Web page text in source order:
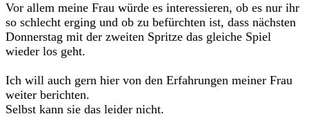
Vor allem meine Frau würde es interessieren, ob es nur ihr
so schlecht erging und ob zu befürchten ist, dass nächsten
Donnerstag mit der zweiten Spritze das gleiche Spiel
wieder los geht.
Ich will auch gern hier von den Erfahrungen meiner Frau
weiter berichten.
Selbst kann sie das leider nicht.